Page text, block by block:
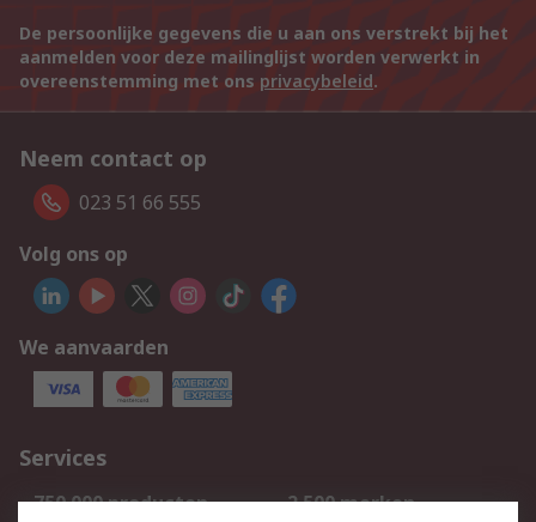
De persoonlijke gegevens die u aan ons verstrekt bij het
aanmelden voor deze mailinglijst worden verwerkt in
overeenstemming met ons privacybeleid.
Neem contact op
023 51 66 555
Volg ons op
We aanvaarden
Services
750.000 producten
2.500 merken